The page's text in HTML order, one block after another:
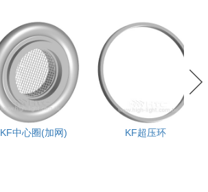
KF中心圈(加网) KF超压环